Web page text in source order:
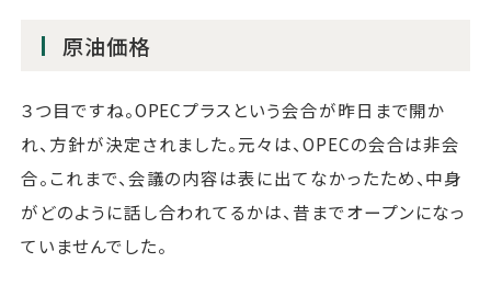
原油価格
３つ目ですね。OPECプラスという会合が昨日まで開か
れ、方針が決定されました。元々は、OPECの会合は非会
合。これまで、会議の内容は表に出てなかったため、中身
がどのように話し合われてるかは、昔までオープンになっ
ていませんでした。